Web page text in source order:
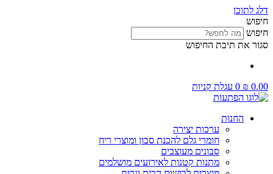
דלג לתוכן
חיפוש
חיפוש
סגור את תיבת החיפוש
₪ 0.00
0 עגלת קניות
החנות
ערכות יצירה
חומרי גלם להכנת סבון ומוצרי ריח
סבונים מעוצבים
מתנות קטנות לאירועים מושלמים